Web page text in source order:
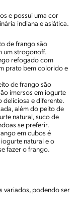
e possui uma cor
indiana e asiática.
de frango são
um strogonoff.
refogado com
prato bem colorido e
de frango são
imersos em iogurte
deliciosa e diferente.
além do peito de
natural, suco de
se preferir.
em cubos é
natural e o
fazer o frango.
variados, podendo ser